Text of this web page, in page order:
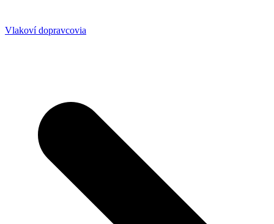
Vlakoví dopravcovia